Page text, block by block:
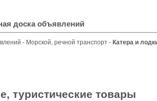
доска объявлений
- Морской, речной транспорт - Катера и
туристические товары